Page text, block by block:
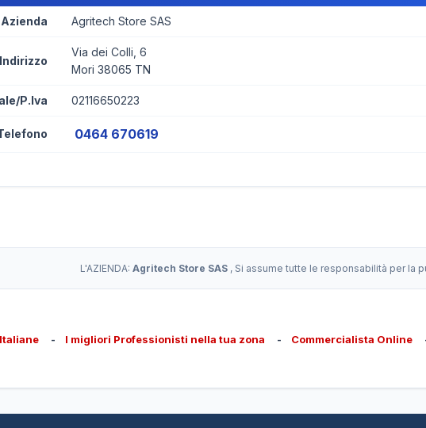
Agritech Store SAS
Indirizzo
Via dei Colli, 6
Mori 38065 TN
P.Iva 02116650223
0464 670619
L'AZIENDA: Agritech Store SAS , Si assume tutte le responsabilità per la
- I migliori Professionisti nella tua zona - Commercialista Online